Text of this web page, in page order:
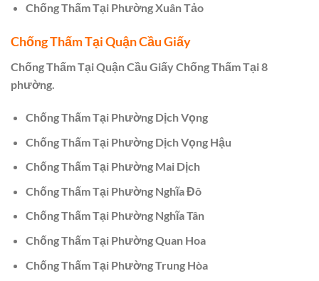
Chống Thấm Tại Phường Xuân Tảo
Chống Thấm Tại Quận Cầu Giấy
Chống Thấm Tại Quận Cầu Giấy Chống Thấm Tại 8
phường.
Chống Thấm Tại Phường Dịch Vọng
Chống Thấm Tại Phường Dịch Vọng Hậu
Chống Thấm Tại Phường Mai Dịch
Chống Thấm Tại Phường Nghĩa Đô
Chống Thấm Tại Phường Nghĩa Tân
Chống Thấm Tại Phường Quan Hoa
Chống Thấm Tại Phường Trung Hòa